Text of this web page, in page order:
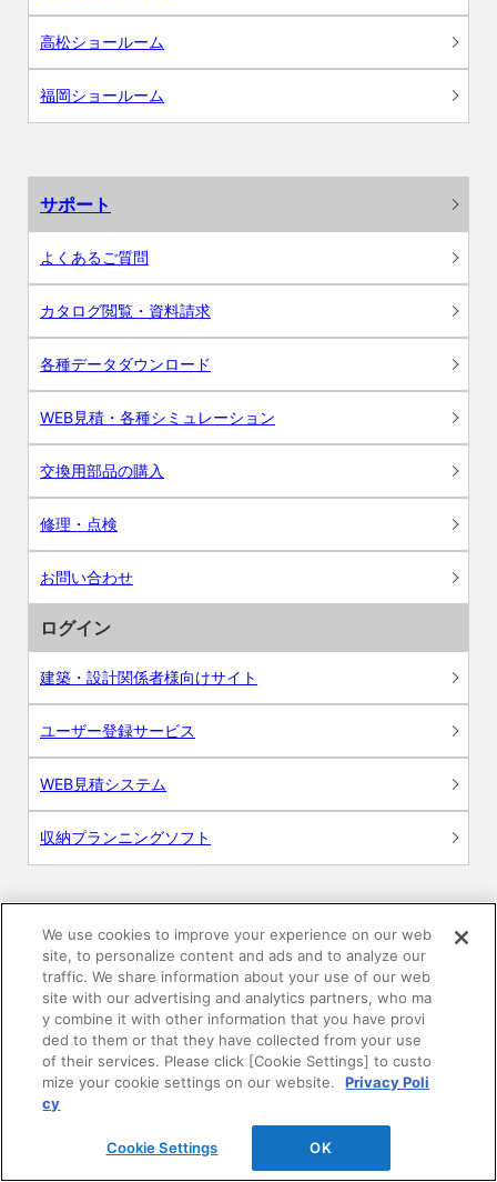
高松ショールーム
福岡ショールーム
サポート
よくあるご質問
カタログ閲覧・資料請求
各種データダウンロード
WEB見積・各種シミュレーション
交換用部品の購入
修理・点検
お問い合わせ
ログイン
建築・設計関係者様向けサイト
ユーザー登録サービス
WEB見積システム
収納プランニングソフト
画像
CAD
BIM用テクスチャー
図面（PDF）
申請関係認定書類
We use cookies to improve your experience on our web
site, to personalize content and ads and to analyze our
traffic. We share information about your use of our web
site with our advertising and analytics partners, who ma
y combine it with other information that you have provi
ded to them or that they have collected from your use
of their services. Please click [Cookie Settings] to custo
mize your cookie settings on our website.
Privacy Poli
cy
Cookie Settings OK